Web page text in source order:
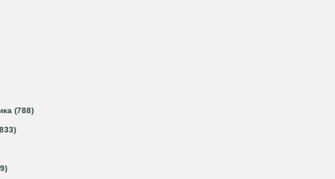
(788)